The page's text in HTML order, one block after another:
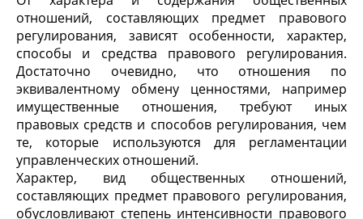
отношений, составляющих предмет правового
регулирования, зависят особенности, характер,
способы и средства правового регулирования.
Достаточно очевидно, что отношения по
эквивалентному обмену ценностями, например
имущественные отношения, требуют иных
правовых средств и способов регулирования, чем
те, которые используются для регламентации
управленческих отношений.
Характер, вид общественных отношений,
составляющих предмет правового регулирования,
обусловливают сте­пень интенсивности правового